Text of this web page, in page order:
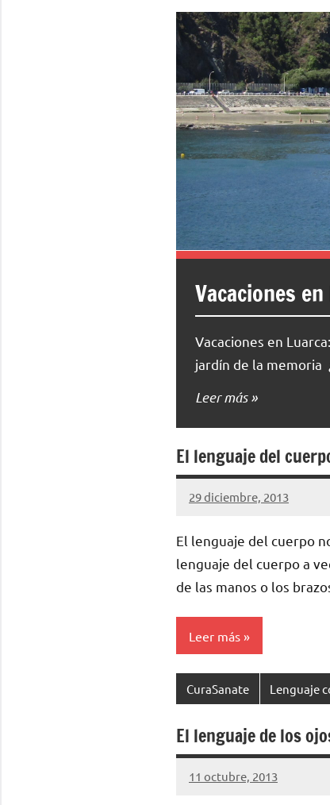
Vacaciones
Vacaciones en
jardín de la memoria
Leer más
El lenguaje del
29 diciembre, 2013
cuidasdeti
No
comentarios
El lenguaje del cuerpo
lenguaje del cuerpo a
de las manos o los
Leer más
CuraSanate Lenguaje
El lenguaje de los
11 octubre, 2013
cuidasdeti
2